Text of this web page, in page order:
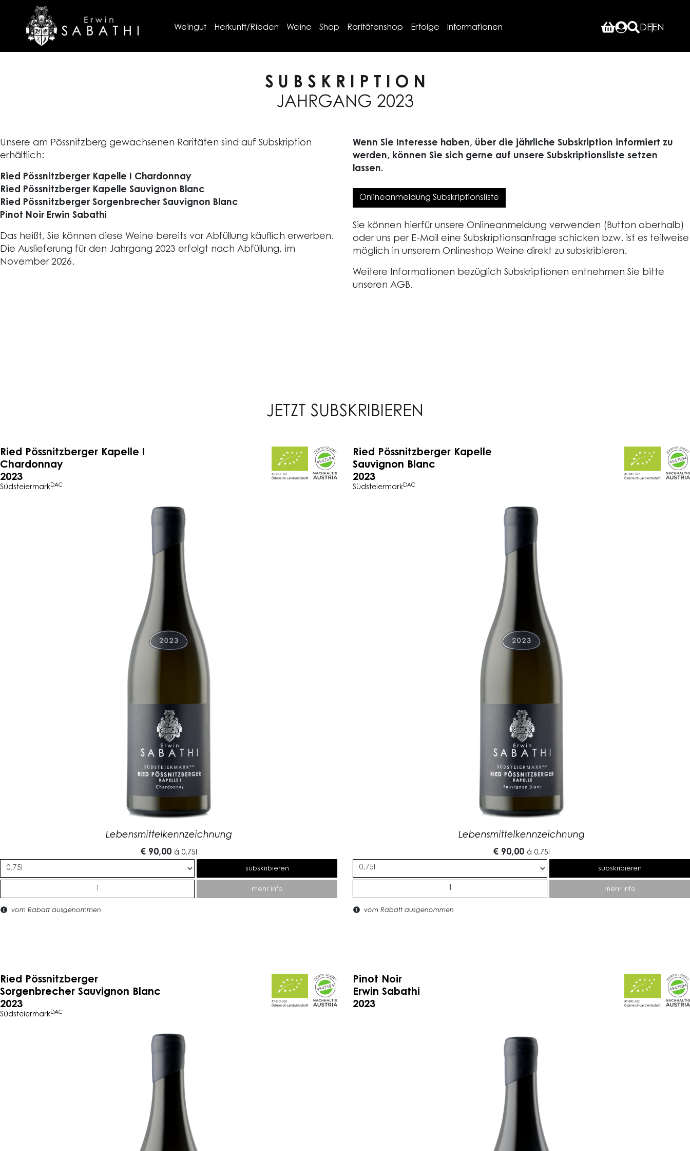
Weingut Herkunft/Rieden Weine Shop Raritätenshop Erfolge Informationen DEEN
S U B S K R I P T I O N
JAHRGANG 2023
Unsere am Pössnitzberg gewachsenen Raritäten sind auf Subskription
erhältlich:
Ried Pössnitzberger Kapelle I Chardonnay
Ried Pössnitzberger Kapelle Sauvignon Blanc
Ried Pössnitzberger Sorgenbrecher Sauvignon Blanc
Pinot Noir Erwin Sabathi
Das heißt, Sie können diese Weine bereits vor Abfüllung käuflich erwerben.
Die Auslieferung für den Jahrgang 2023 erfolgt nach Abfüllung, im
November 2026.
Wenn Sie Interesse haben, über die jährliche Subskription informiert zu
werden, können Sie sich gerne auf unsere Subskriptionsliste setzen
lassen.
Onlineanmeldung Subskriptionsliste
Sie können hierfür unsere Onlineanmeldung verwenden (Button oberhalb)
oder uns per E-Mail eine Subskriptionsanfrage schicken bzw. ist es teilweise
möglich in unserem Onlineshop Weine direkt zu subskribieren.
Weitere Informationen bezüglich Subskriptionen entnehmen Sie bitte
unseren AGB.
JETZT SUBSKRIBIEREN
Ried Pössnitzberger Kapelle I
Chardonnay
2023
SüdsteiermarkDAC
Lebensmittelkennzeichnung
€ 90,00 á 0,75l
subskribieren
mehr info
vom Rabatt ausgenommen
Ried Pössnitzberger Kapelle
Sauvignon Blanc
2023
SüdsteiermarkDAC
Lebensmittelkennzeichnung
€ 90,00 á 0,75l
subskribieren
mehr info
vom Rabatt ausgenommen
Ried Pössnitzberger
Sorgenbrecher Sauvignon Blanc
2023
SüdsteiermarkDAC
Pinot Noir
Erwin Sabathi
2023